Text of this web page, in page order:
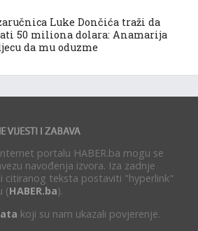
Luke Dončića traži da
50 miliona dolara: Anamarija
da mu oduzme
portalu HABER.ba mogu se
navođenja izvora. Iza zadnje
citiranog teksta postaviti "hyperlink"
(HABER.ba).
koji su nam ukazali povjerenje.